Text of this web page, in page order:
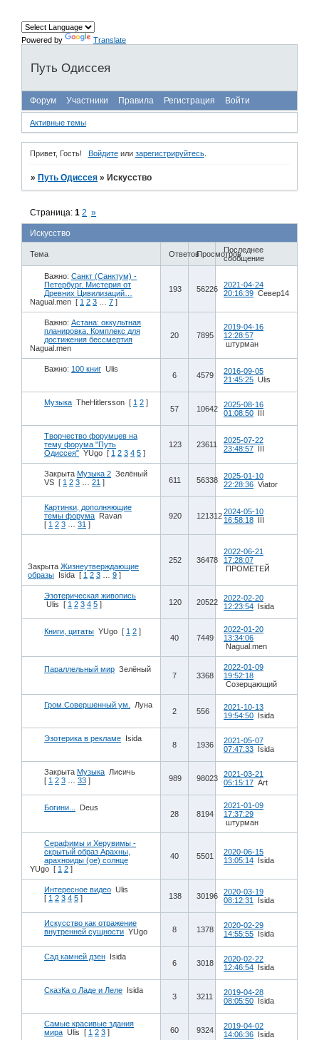
Powered by Translate
Путь Одиссея
Форум Участники Правила Регистрация Войти
Активные темы
Привет, Гость! Войдитеили зарегистрируйтесь.
» Путь Одиссея » Искусство
Искусство
Страница:1 2 »
Тема ОтветовПросмотровПоследнее
сообщение
Важно: Санкт (Санктум) -
Петербург. Мистерия от
Древних Цивилизаций…
Nagual.men [ 1 2 3 7 ]
193 56226
2021-04-24
20:16:39 Север14
Важно: Астана: оккультная
планировка. Комплекс для
достижения бессмертия
Nagual.men
20 7895
2019-04-16
12:28:57
штурман
Важно: 100 книг Ulis
6 4579
2016-09-05
21:45:25 Ulis
Музыка TheHitlersson [ 1 2 ]
57 10642
2025-08-16
01:08:50 III
Творчество форумцев на
тему форума "Путь
Одиссея" YUgo [ 1 2 3 4 5 ]
123 23611
2025-07-22
23:48:57 III
Закрыта Музыка 2 Зелёный
VS [ 1 2 3 21 ] 611 56338
2025-01-10
22:28:36 Viator
Картинки, дополняющие
темы форума Ravan
[ 1 2 3 31 ]
920 1213122024-05-10
16:58:18 III
Закрыта Жизнеутверждающие
образы Isida [ 1 2 3 9 ]
252 36478
2022-06-21
17:28:07
ПРОМЕТЕЙ
Эзотерическая живопись
Ulis [ 1 2 3 4 5 ] 120 20522
2022-02-20
12:23:54 Isida
Книги, цитаты YUgo [ 1 2 ]
40 7449
2022-01-20
13:34:06
Nagual.men
Параллельный мир Зелёный
7 3368
2022-01-09
19:52:18
Созерцающий
Гром.Совершенный ум. Луна
2 556
2021-10-13
19:54:50 Isida
Эзотерика в рекламе Isida
8 1936
2021-05-07
07:47:33 Isida
Закрыта Музыка Лисичь
[ 1 2 3 33 ] 989 98023
2021-03-21
05:15:17 Art
Богини... Deus
28 8194
2021-01-09
17:37:29
штурман
Серафимы и Херувимы -
скрытый образ Арахны,
арахноиды (ое) солнце
YUgo [ 1 2 ]
40 5501
2020-06-15
13:05:14 Isida
Интересное видео Ulis
[ 1 2 3 4 5 ] 138 30196
2020-03-19
08:12:31
Isida
Искусство как отражение
внутренней сущности YUgo 8 1378
2020-02-29
14:55:55 Isida
Сад камней дзен Isida
6 3018
2020-02-22
12:46:54 Isida
СказКа о Ладе и Леле Isida
3 3211
2019-04-28
08:05:50 Isida
Самые красивые здания
мира Ulis [ 1 2 3 ] 60 9324
2019-04-02
14:06:36 Isida